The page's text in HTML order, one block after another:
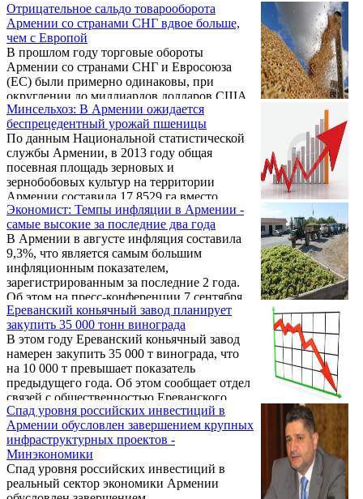
Отрицательное сальдо товарооборота
Армении со странами СНГ вдвое больше,
чем с Европой
В прошлом году торговые обороты
Армении со странами СНГ и Евросоюза
(ЕС) были примерно одинаковы, при
округлении до миллиардов долларов США
даже равны – по $1,7 млрд., разница же
составляла всего лишь $13 млн.
Минсельхоз: В Армении ожидается
беспрецедентный урожай пшеницы
По данным Национальной статистической
службы Армении, в 2013 году общая
посевная площадь зерновых и
зернобобовых культур на территории
Армении составила 17,8529 га вместо
прошлогодних 17,1816 га.
Экономист: Темпы инфляции в Армении -
самые высокие за последние два года
В Армении в августе инфляция составила
9,3%, что является самым большим
инфляционным показателем,
зарегистрированным за последние 2 года.
Об этом на пресс-конференции 7 сентября
заявил экономист Самвел Авакян.
Ереванский коньячный завод планирует
закупить 35 000 тонн винограда
В этом году Ереванский коньячный завод
намерен закупить 35 000 т винограда, что
на 10 000 т превышает показатель
предыдущего года. Об этом сообщает отдел
связей с общественностью Ереванского
коньячного завода.
Спад уровня российских инвестиций в
Армении обусловлен завершением крупных
инфраструктурных проектов -
Минэкономики
Спад уровня российских инвестиций в
реальный сектор экономики Армении